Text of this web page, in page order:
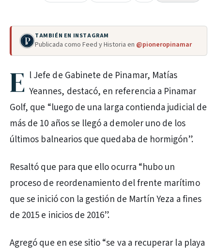
TAMBIÉN EN INSTAGRAM
Publicada como Feed y Historia en @pioneropinamar
E l Jefe de Gabinete de Pinamar, Matías
Yeannes, destacó, en referencia a Pinamar
Golf, que “luego de una larga contienda judicial de
más de 10 años se llegó a demoler uno de los
últimos balnearios que quedaba de hormigón”.
Resaltó que para que ello ocurra “hubo un
proceso de reordenamiento del frente marítimo
que se inició con la gestión de Martín Yeza a fines
de 2015 e inicios de 2016”.
Agregó que en ese sitio “se va a recuperar la playa